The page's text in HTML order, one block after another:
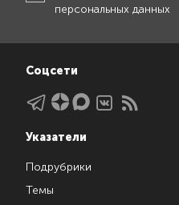
персональных данных
Соцсети
Указатели
Подрубрики
Темы